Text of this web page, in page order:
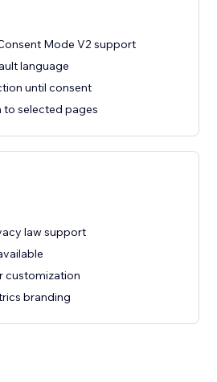
Mode V2 support
language
until consent
selected pages
law support
customization
branding